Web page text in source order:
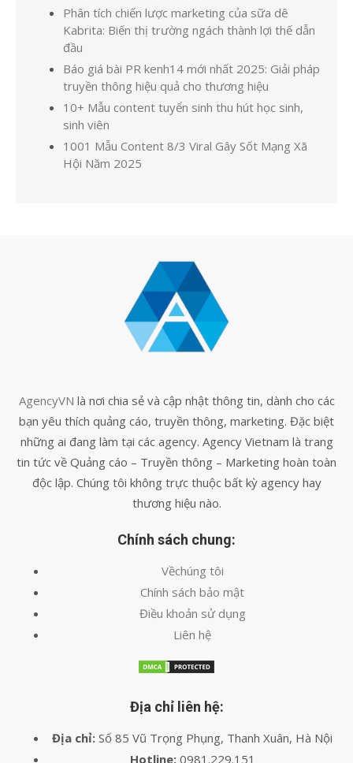
Phân tích chiến lược marketing của sữa dê
Kabrita: Biến thị trường ngách thành lợi thế dẫn
đầu
Báo giá bài PR kenh14 mới nhất 2025: Giải pháp
truyền thông hiệu quả cho thương hiệu
10+ Mẫu content tuyển sinh thu hút học sinh,
sinh viên
1001 Mẫu Content 8/3 Viral Gây Sốt Mạng Xã
Hội Năm 2025
AgencyVN là nơi chia sẻ và cập nhật thông tin, dành cho các
bạn yêu thích quảng cáo, truyền thông, marketing. Đặc biệt
những ai đang làm tại các agency. Agency Vietnam là trang
tin tức về Quảng cáo – Truyền thông – Marketing hoàn toàn
độc lập. Chúng tôi không trực thuộc bất kỳ agency hay
thương hiệu nào.
Chính sách chung:
Vềchúng tôi
Chính sách bảo mật
Điều khoản sử dụng
Liên hệ
Địa chỉ liên hệ:
Địa chỉ: Số 85 Vũ Trọng Phụng, Thanh Xuân, Hà Nội
Hotline:0981.229.151